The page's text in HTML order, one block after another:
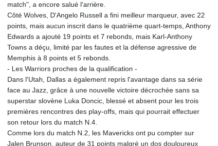
match", a encore salué l'arrière.
Côté Wolves, D'Angelo Russell a fini meilleur marqueur, avec 22
points, mais aucun inscrit dans le quatrième quart-temps, Anthony
Edwards a ajouté 19 points et 7 rebonds, mais Karl-Anthony
Towns a déçu, limité par les fautes et la défense agressive de
Memphis à 8 points et 5 rebonds.
- Les Warriors proches de la qualification -
Dans l'Utah, Dallas a également repris l'avantage dans sa série
face au Jazz, grâce à une nouvelle victoire décrochée sans sa
superstar slovène Luka Doncic, blessé et absent pour les trois
premières rencontres des play-offs, mais qui pourrait effectuer
son retour lors du match N.4.
Comme lors du match N.2, les Mavericks ont pu compter sur
Jalen Brunson, auteur de 31 points malgré un dos douloureux